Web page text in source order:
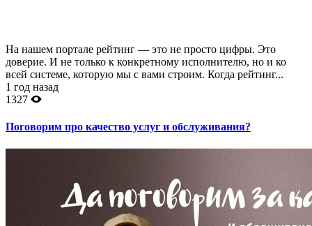
На нашем портале рейтинг — это не просто цифры. Это
доверие. И не только к конкретному исполнителю, но и ко
всей системе, которую мы с вами строим. Когда рейтинг...
1 год назад
1327
Поговорим про качество услуг и обслуживания?